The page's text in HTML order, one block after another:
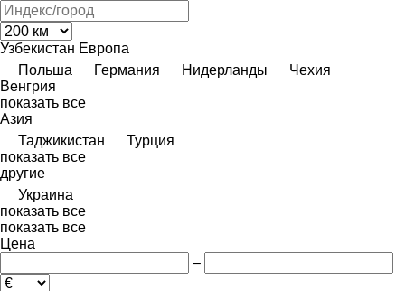
Узбекистан Европа
Польша
Германия Нидерланды
Чехия
Венгрия
показать все
Азия
Таджикистан
Турция
показать все
другие
Украина
показать все
показать все
Цена
–